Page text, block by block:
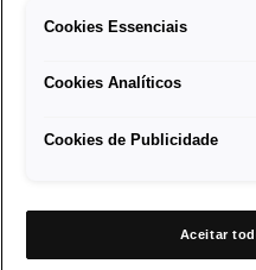
SEAT Ateca
Dê mais cor ao seu SEAT
Cookies Essenciais
Cookies Analíticos
Cookies de Publicidade
Aceitar